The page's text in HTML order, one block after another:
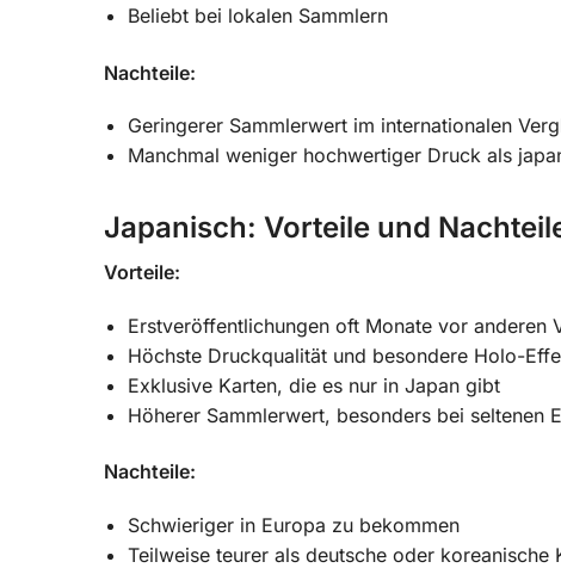
Beliebt bei lokalen Sammlern
Nachteile:
Geringerer Sammlerwert im internationalen
Manchmal weniger hochwertiger Druck als
Japanisch: Vorteile und
Vorteile:
Erstveröffentlichungen oft Monate vor anderen
Höchste Druckqualität und besondere Holo-
Exklusive Karten, die es nur in Japan gibt
Höherer Sammlerwert, besonders bei seltenen
Nachteile:
Schwieriger in Europa zu bekommen
Teilweise teurer als deutsche oder koreanische